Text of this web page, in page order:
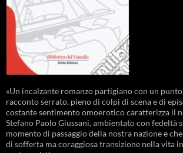
«Un incalzante romanzo partigiano con un
racconto serrato, pieno di colpi di scena e di
costante sentimento omoerotico caratterizza il
Stefano Paolo Giussani, ambientato con fedeltà
momento di passaggio della nostra nazione e
di sofferta ma coraggiosa transizione nella vita